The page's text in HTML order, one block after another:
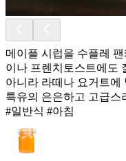
메이플 시럽을 수플레
이나 프렌치토스트에도
아니라 라떼나 요거트에
특유의 은은하고 고급스
#일반식 #아침